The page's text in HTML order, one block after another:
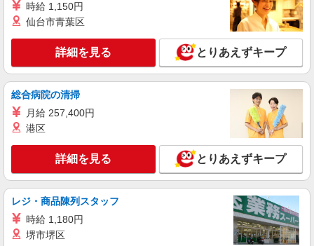
キープ 詳細を見る
アルバイト パート 派遣社員
日研トータルソーシング株式会社 メディカルケア事業部/京都オフィ
ス【看護助手】
看護助手（ナースエイド）
時給1,350円 ★週払いOK（規定あり） ※給与
京都府宇治市 【最寄駅】京阪宇治線「宇治」
駅
キープ 詳細を見る
派遣社員
（株）ウィルオブ・ワークCW 京都支店/ms260101
時給 1,150円
仙台市青葉区
詳細を見る とりあえずキープ
総合病院の清掃
月給 257,400円
港区
詳細を見る とりあえずキープ
レジ・商品陳列スタッフ
時給 1,180円
堺市堺区